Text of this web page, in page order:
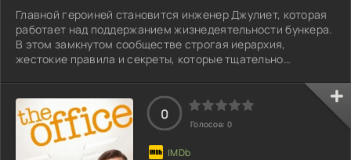
Главной героиней становится инженер Джулиет, которая
работает над поддержанием жизнедеятельности бункера.
В этом замкнутом сообществе строгая иерархия,
жестокие правила и секреты, которые тщательно
регламентирована, а выход на поверхность запрещён.
Однажды Джулиет сталкивается с загадочной смертью
одного из обитателей, что становится началом цепочки
событий, переворачивающих её жизнь. Вместе с
несколькими союзниками она начинает задавать
0
Голосов: 0